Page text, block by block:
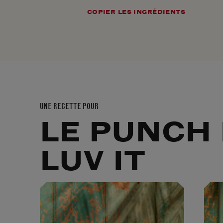
COPIER LES INGRÉDIENTS
UNE RECETTE POUR
LE PUNCH
LUV IT